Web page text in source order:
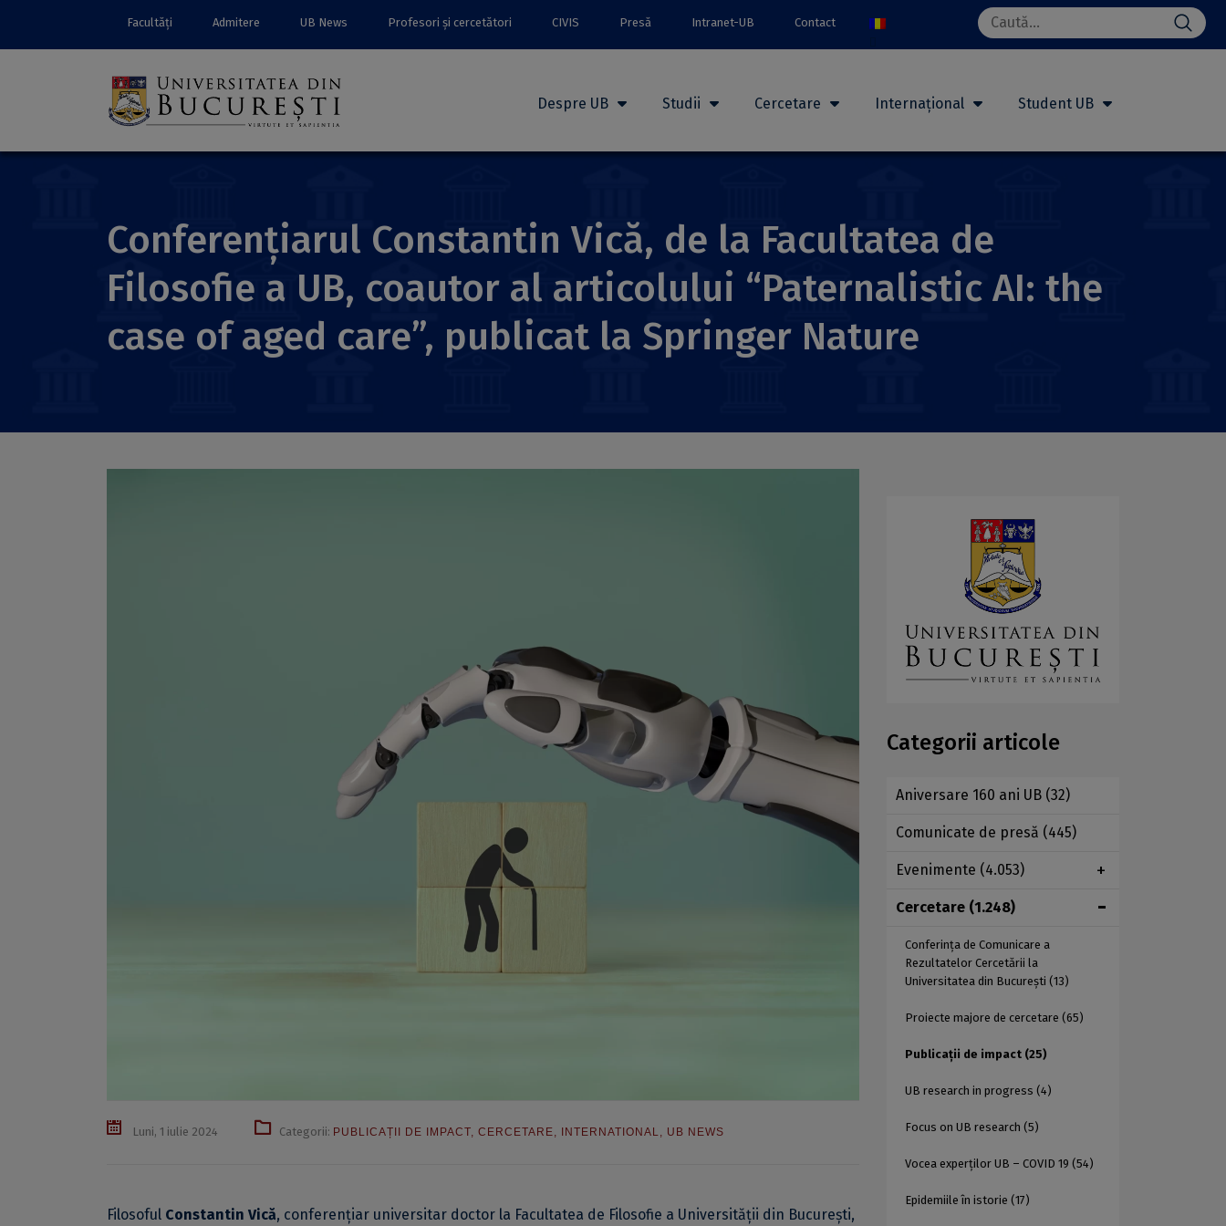
Facultăți Admitere UB News Profesori și cercetători CIVIS Presă Intranet-UB Contact
Search
for:
Despre UB Studii Cercetare Internațional Student UB
Conferențiarul Constantin Vică, de la Facultatea de
Filosofie a UB, coautor al articolului “Paternalistic AI: the
case of aged care”, publicat la Springer Nature
Luni, 1 iulie 2024 Categorii: PUBLICAȚII DE IMPACT CERCETARE INTERNATIONAL UB NEWS
Filosoful Constantin Vică, conferențiar universitar doctor la Facultatea de Filosofie a Universității din București,
Categorii articole
Aniversare 160 ani UB (32)
Comunicate de presă (445)
Evenimente (4.053)
Cercetare (1.248)
Conferința de Comunicare a
Rezultatelor Cercetării la
Universitatea din București (13)
Proiecte majore de cercetare (65)
Publicații de impact (25)
UB research in progress (4)
Focus on UB research (5)
Vocea experților UB – COVID 19 (54)
Epidemiile în istorie (17)